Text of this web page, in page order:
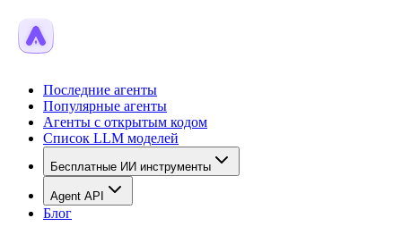
Последние агенты
Популярные агенты
Агенты с открытым кодом
Список LLM моделей
Бесплатные ИИ инструменты
Agent API
Блог